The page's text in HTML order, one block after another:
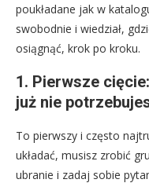
poukładane jak w
swobodnie i wiedział,
osiągnąć, krok po kroku.
1. Pierwsze
już nie
To pierwszy i często
układać, musisz zrobić
ubranie i zadaj sobie